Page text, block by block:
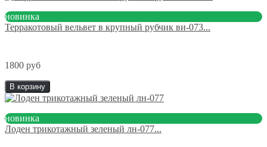
новинка
Терракотовый вельвет в крупный рубчик ви-073...
1800 руб
В корзину
новинка
Лоден трикотажный зеленый лн-077...